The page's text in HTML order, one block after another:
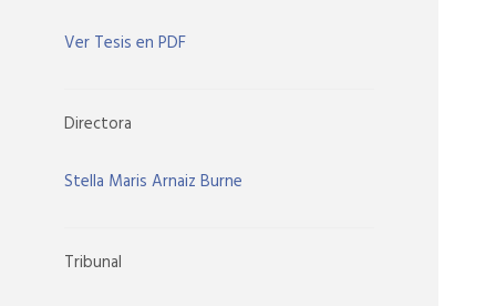
Ver Tesis en PDF
Directora
Stella Maris Arnaiz Burne
Tribunal